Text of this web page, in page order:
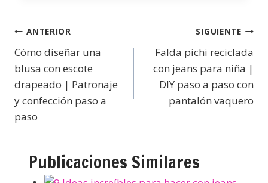
ANTERIOR
Cómo diseñar una
blusa con escote
drapeado | Patronaje
y confección paso a
paso
SIGUIENTE
Falda pichi reciclada
con jeans para niña |
DIY paso a paso con
pantalón vaquero
Publicaciones Similares